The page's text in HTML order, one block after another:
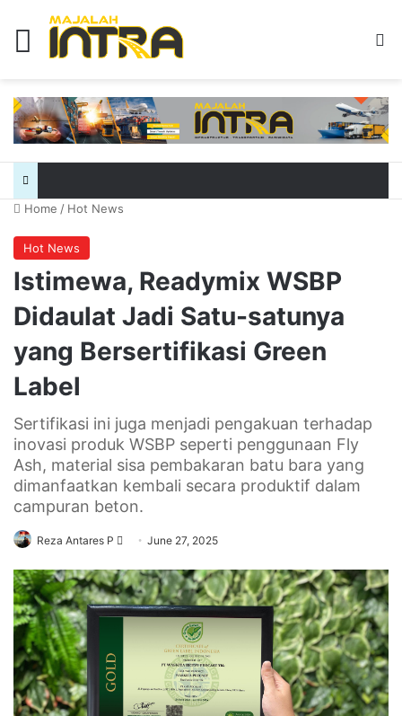
Menu
Home / Hot News
Hot News
Istimewa, Readymix WSBP
Didaulat Jadi Satu-satunya
yang Bersertifikasi Green
Label
Sertifikasi ini juga menjadi pengakuan terhadap
inovasi produk WSBP seperti penggunaan Fly
Ash, material sisa pembakaran batu bara yang
dimanfaatkan kembali secara produktif dalam
campuran beton.
Reza Antares P
Send
email
June 27, 2025